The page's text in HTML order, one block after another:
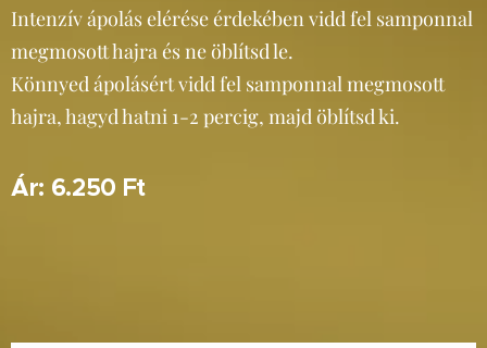
Intenzív ápolás elérése érdekében vidd fel samponnal
megmosott hajra és ne öblítsd le.
Könnyed ápolásért vidd fel samponnal megmosott
hajra, hagyd hatni 1-2 percig, majd öblítsd ki.
Ár: 6.250 Ft